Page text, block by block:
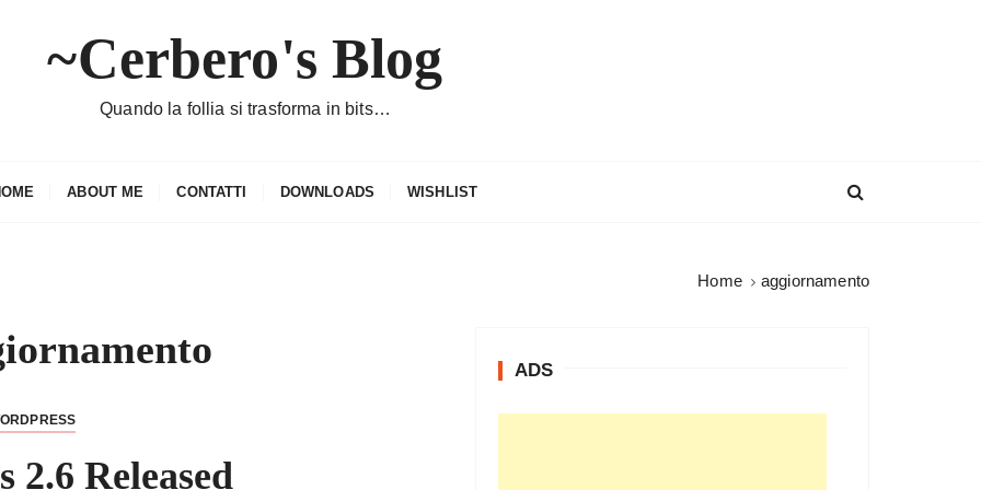
~Cerbero's Blog
Quando la follia si trasforma in bits…
ABOUT ME CONTATTI DOWNLOADS WISHLIST
Home aggiornamento
2.6 Released
ADS